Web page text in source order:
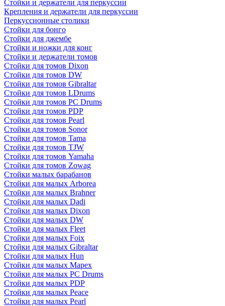
Стойки и держатели для перкуссии
Крепления и держатели для перкуссии
Перкуссионные столики
Стойки для бонго
Стойки для джембе
Стойки и ножки для конг
Стойки и держатели томов
Стойки для томов Dixon
Стойки для томов DW
Стойки для томов Gibraltar
Стойки для томов LDrums
Стойки для томов PC Drums
Стойки для томов PDP
Стойки для томов Pearl
Стойки для томов Sonor
Стойки для томов Tama
Стойки для томов TJW
Стойки для томов Yamaha
Стойки для томов Zowag
Стойки малых барабанов
Стойки для малых Arborea
Стойки для малых Brahner
Стойки для малых Dadi
Стойки для малых Dixon
Стойки для малых DW
Стойки для малых Fleet
Стойки для малых Foix
Стойки для малых Gibraltar
Стойки для малых Hun
Стойки для малых Mapex
Стойки для малых PC Drums
Стойки для малых PDP
Стойки для малых Peace
Стойки для малых Pearl